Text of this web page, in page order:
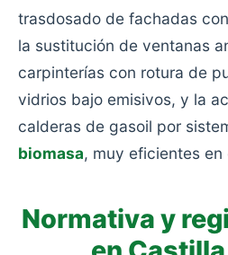
trasdosado de fachadas
la sustitución de ventanas
carpinterías con rotura de
vidrios bajo emisivos, y la
calderas de gasoil por
biomasa, muy eficientes en
Normativa y